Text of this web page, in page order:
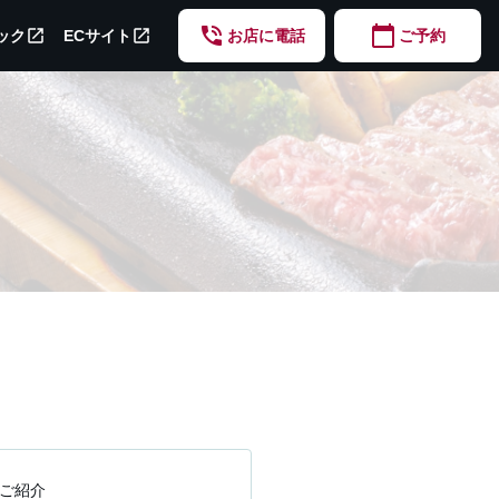
ク open_in_new ECサイト open_in_new phone_in_talk お店に電話 calendar_today ご予約
紹介